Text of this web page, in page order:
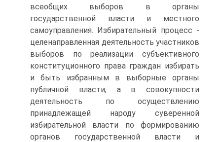
всеобщих выборов в органы
государственной власти и местного
самоуправления. Избирательный процесс -
целенаправленная деятельность участников
выборов по реализации субъективного
конституционного права граждан избирать
и быть избранным в выборные органы
публичной власти, а в совокупности
деятельность по осуществлению
принадлежащей народу суверенной
избирательной власти по формированию
органов государственной власти и